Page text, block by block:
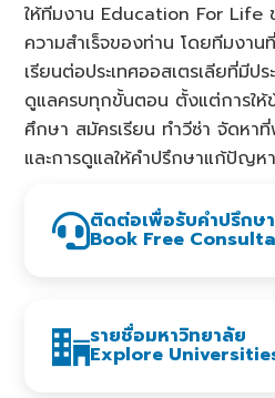
ให้ทีมงาน Education For Life
ความสำเร็จของท่าน โดยทีมงา
เรียนต่อประเทศออสเตรเลียที่มี
ดูแลครบทุกขั้นตอน ตั้งแต่การใ
ศึกษา สมัครเรียน ทำวีซ่า จัดหา
และการดูแลให้คำปรึกษาแก้ปัญห
ติดต่อเพื่อรับคำปรึกษ
Book Free
รายชื่อมหาวิทยาลัย
Explore